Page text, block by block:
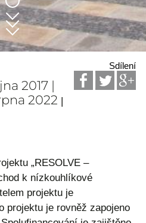
Sdílení
2017 |
2022 |
„RESOLVE –
k nízkouhlíkové
projektu je
projektu je rovněž zapojeno